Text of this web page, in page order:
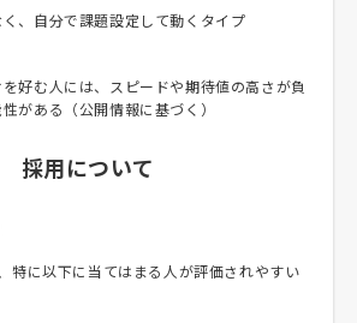
、自分で課題設定して動くタイプ
好む人には、スピードや期待値の高さが負
がある（公開情報に基づく）
採用について
特に以下に当てはまる人が評価されやすい